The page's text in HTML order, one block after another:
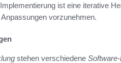
ist eine iterative
vorzunehmen.
stehen verschiedene